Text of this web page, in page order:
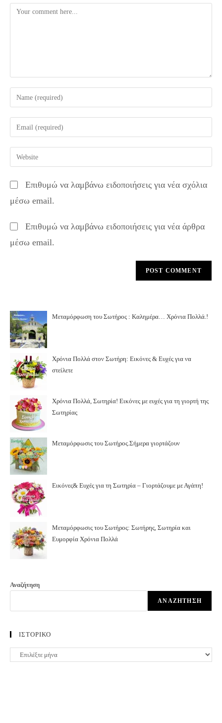
Comment
Enter
your
name
comment
Enter
your
email
address
comment
Enter
your
URL
(optional)
Επιθυμώ να λαμβάνω ειδοποιήσεις για νέα σχόλια
μέσω email.
Επιθυμώ να λαμβάνω ειδοποιήσεις για νέα άρθρα
μέσω email.
Μεταμόρφωση του Σωτήρος : Καλημέρα… Χρόνια Πολλά.!
Χρόνια Πολλά στον Σωτήρη: Εικόνες & Ευχές για να
στείλετε
Χρόνια Πολλά, Σωτηρία! Εικόνες με ευχές για τη γιορτή της
Σωτηρίας
Μεταμόρφωσις του Σωτήρος.Σήμερα γιορτάζουν
Εικόνες& Ευχές για τη Σωτηρία – Γιορτάζουμε με Αγάπη!
Μεταμόρφωσις του Σωτήρος: Σωτήρης, Σωτηρία και
Ευμορφία Χρόνια Πολλά
Αναζήτηση
ΑΝΑΖΉΤΗΣΗ
ΙΣΤΟΡΙΚΟ
ΙΣΤΟΡΙΚΟ